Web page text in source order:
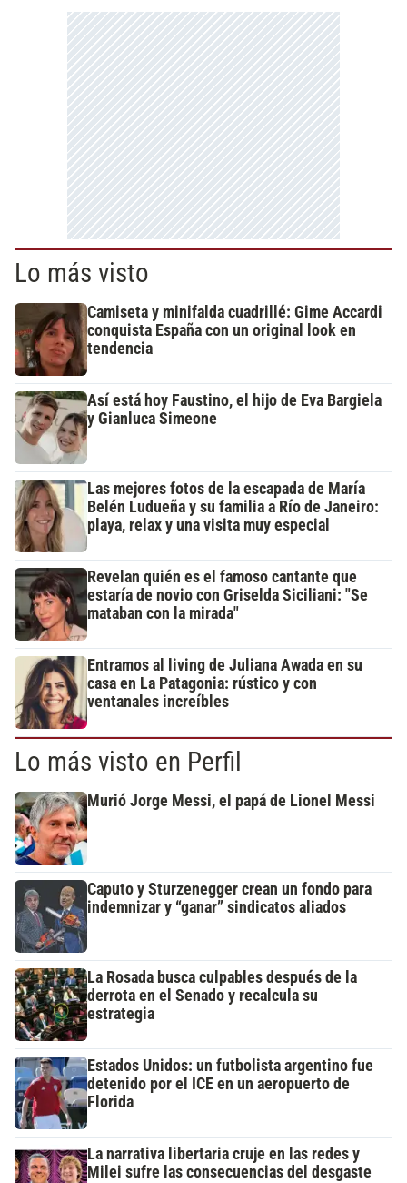
Lo más visto
Camiseta y minifalda cuadrillé: Gime Accardi
conquista España con un original look en
tendencia
Así está hoy Faustino, el hijo de Eva Bargiela
y Gianluca Simeone
Las mejores fotos de la escapada de María
Belén Ludueña y su familia a Río de Janeiro:
playa, relax y una visita muy especial
Revelan quién es el famoso cantante que
estaría de novio con Griselda Siciliani: "Se
mataban con la mirada"
Entramos al living de Juliana Awada en su
casa en La Patagonia: rústico y con
ventanales increíbles
Lo más visto en Perfil
Murió Jorge Messi, el papá de Lionel Messi
Caputo y Sturzenegger crean un fondo para
indemnizar y “ganar” sindicatos aliados
La Rosada busca culpables después de la
derrota en el Senado y recalcula su
estrategia
Estados Unidos: un futbolista argentino fue
detenido por el ICE en un aeropuerto de
Florida
La narrativa libertaria cruje en las redes y
Milei sufre las consecuencias del desgaste